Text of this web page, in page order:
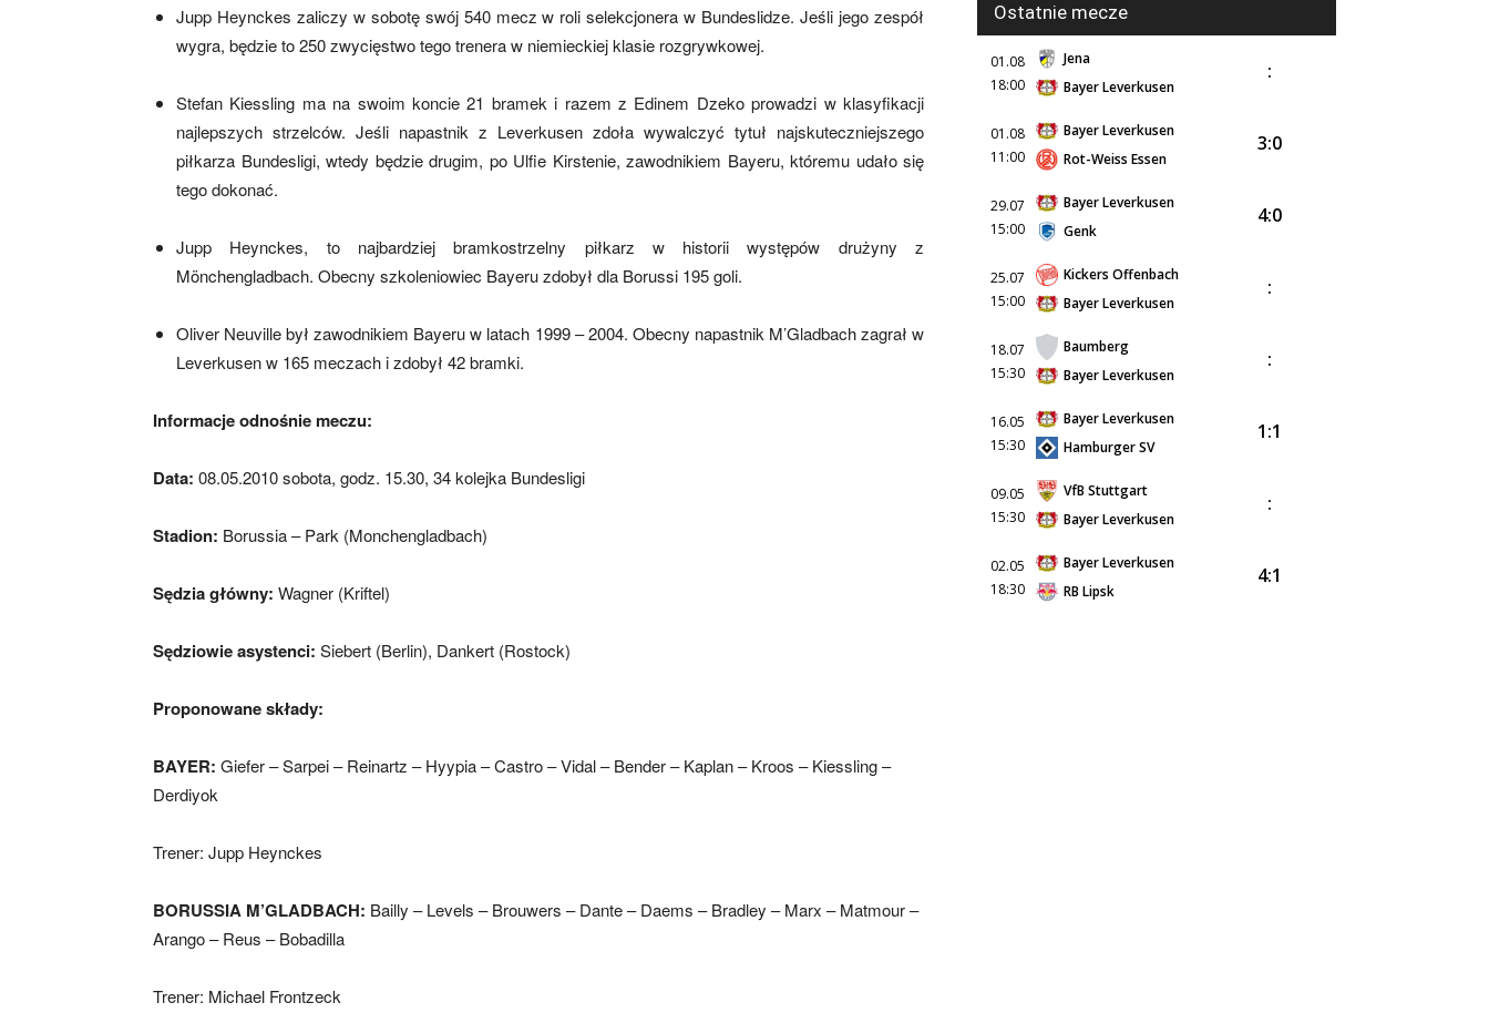
Jupp Heynckes zaliczy w sobotę swój 540 mecz w roli selekcjonera w Bundeslidze. Jeśli jego zespół
wygra, będzie to 250 zwycięstwo tego trenera w niemieckiej klasie rozgrywkowej.
Stefan Kiessling ma na swoim koncie 21 bramek i razem z Edinem Dzeko prowadzi w klasyfikacji
najlepszych strzelców. Jeśli napastnik z Leverkusen zdoła wywalczyć tytuł najskuteczniejszego
piłkarza Bundesligi, wtedy będzie drugim, po Ulfie Kirstenie, zawodnikiem Bayeru, któremu udało się
tego dokonać.
Jupp Heynckes, to najbardziej bramkostrzelny piłkarz w historii występów drużyny z
Mönchengladbach. Obecny szkoleniowiec Bayeru zdobył dla Borussi 195 goli.
Oliver Neuville był zawodnikiem Bayeru w latach 1999 – 2004. Obecny napastnik M’Gladbach zagrał w
Leverkusen w 165 meczach i zdobył 42 bramki.
Informacje odnośnie meczu:
Data: 08.05.2010 sobota, godz. 15.30, 34 kolejka Bundesligi
Stadion: Borussia – Park (Monchengladbach)
Sędzia główny: Wagner (Kriftel)
Sędziowie asystenci: Siebert (Berlin), Dankert (Rostock)
Proponowane składy:
BAYER: Giefer – Sarpei – Reinartz – Hyypia – Castro – Vidal – Bender – Kaplan – Kroos – Kiessling –
Derdiyok
Trener: Jupp Heynckes
BORUSSIA M’GLADBACH: Bailly – Levels – Brouwers – Dante – Daems – Bradley – Marx – Matmour –
Arango – Reus – Bobadilla
Trener: Michael Frontzeck
Ostatnie mecze
01.08
18:00
Jena
Bayer Leverkusen
:
01.08
11:00
Bayer Leverkusen
Rot-Weiss Essen
3:0
29.07
15:00
Bayer Leverkusen
Genk
4:0
25.07
15:00
Kickers Offenbach
Bayer Leverkusen
:
18.07
15:30
Baumberg
Bayer Leverkusen
:
16.05
15:30
Bayer Leverkusen
Hamburger SV
1:1
09.05
15:30
VfB Stuttgart
Bayer Leverkusen
:
02.05
18:30
Bayer Leverkusen
RB Lipsk
4:1